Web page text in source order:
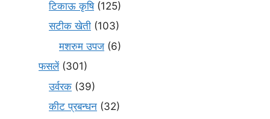
टिकाऊ कृषि(125)
सटीक खेती (103)
मशरुम उपज (6)
फसलें(301)
उर्वरक (39)
कीट प्रबन्धन (32)